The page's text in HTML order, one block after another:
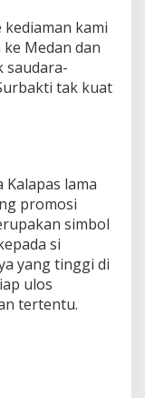
kami
Medan dan
saudara-
tak kuat
lama
promosi
simbol
si
yang tinggi di
ulos
tertentu.